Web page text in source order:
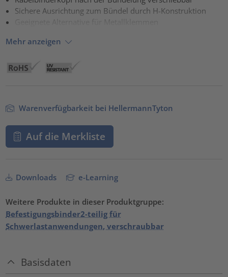
Sichere Ausrichtung zum Bündel durch H-Konstruktion
Geeignete Alternative für Metallklemmen
Mehr anzeigen
Warenverfügbarkeit bei HellermannTyton
Auf die Merkliste
Downloads e-Learning
Weitere Produkte in dieser Produktgruppe:
Befestigungsbinder2-teilig für
Schwerlastanwendungen, verschraubbar
Basisdaten